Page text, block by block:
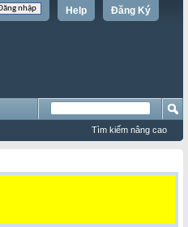
Đăng Ký
Help
Tìm kiếm nâng cao